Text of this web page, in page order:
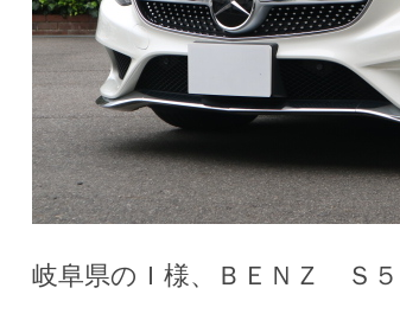
岐阜県のＩ様、ＢＥＮＺ Ｓ５